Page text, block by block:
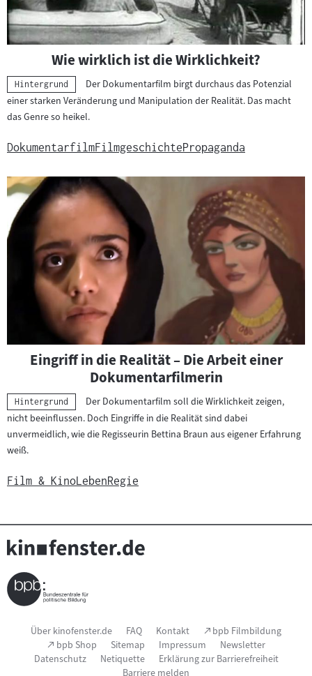
Wie wirklich ist die Wirklichkeit?
Kategorie:
Hintergrund
Der Dokumentarfilm birgt durchaus das Potenzial
einer starken Veränderung und Manipulation der Realität. Das macht
das Genre so heikel.
DokumentarfilmFilmgeschichtePropaganda
Eingriff in die Realität – Die Arbeit einer
Dokumentarfilmerin
Kategorie:
Hintergrund
Der Dokumentarfilm soll die Wirklichkeit zeigen,
nicht beeinflussen. Doch Eingriffe in die Realität sind dabei
unvermeidlich, wie die Regisseurin Bettina Braun aus eigener Erfahrung
weiß.
Film & KinoLebenRegie
Seitenfußnavigation
Über kinofenster.de FAQ Kontakt (Link
öffnet
im
neuen
bpb Filmbildung
(Link
öffnet
im
bpb Shop Sitemap Impressum
Newsletter
Datenschutz
Netiquette
Erklärung zur Barrierefreiheit
Barriere melden